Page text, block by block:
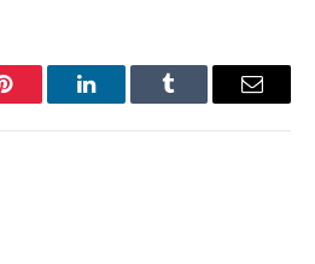
Pinterest LinkedInTumblr Email